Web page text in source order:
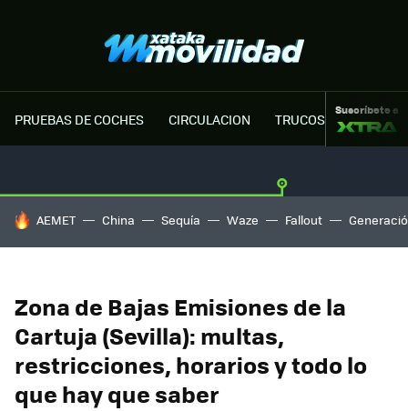
PRUEBAS DE COCHES CIRCULACION TRUCOS MOTOR
Suscríbete a
HOY SE HABLA DE
AEMET China Sequía Waze Fallout
Zona de Bajas Emisiones de la
Cartuja (Sevilla): multas,
restricciones, horarios y todo lo
que hay que saber